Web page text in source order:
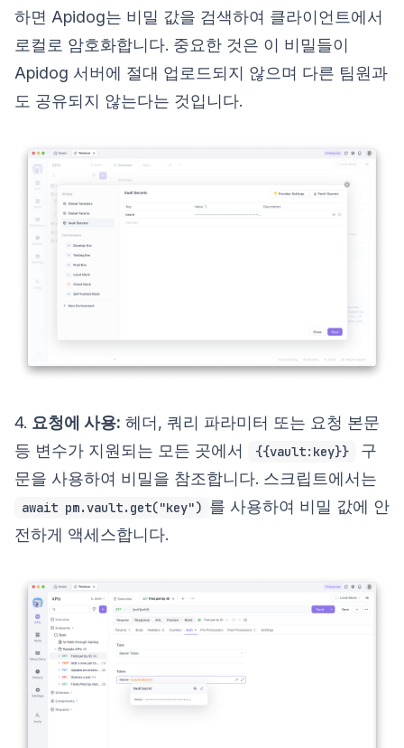
하면 Apidog는 비밀 값을 검색하여 클라이언트에서
로컬로 암호화합니다. 중요한 것은 이 비밀들이
Apidog 서버에 절대 업로드되지 않으며 다른 팀원과
도 공유되지 않는다는 것입니다.
4. 요청에 사용: 헤더, 쿼리 파라미터 또는 요청 본문
등 변수가 지원되는 모든 곳에서
{{vault:key}}
구
문을 사용하여 비밀을 참조합니다. 스크립트에서는
await pm.vault.get("key") 를 사용하여 비밀 값에 안
전하게 액세스합니다.